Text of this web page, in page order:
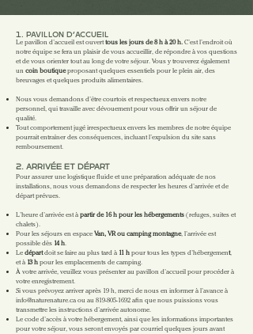
1. PAVILLON D’ACCUEIL
Le pavillon d’accueil est ouverttous les jours de 8 h à 20 h.C’est l’endroit où
notre équipe se fera un plaisir de vous accueillir, de répondre à vos questions
et de vous orienter tout au long de votre séjour.Vous y trouverez également
uncoin boutiqueproposant quelques essentiels pour le plein air, des
breuvages et quelques produits alimentaires.
Nous vous demandons d’être courtois et respectueux envers notre
personnel, qui travaille avec dévouement pour vous offrir un séjour de
qualité.
Tout comportement jugé irrespectueux envers les membres de notre équipe
pourrait entraîner des conséquences, incluant l’expulsion du site sans
remboursement.
2. ARRIVÉE ET DÉPART
Pour assurer une logistique fluide et une préparation adéquate de nos
installations, nous vous demandons de respecter les heures d’arrivée et de
départ prévues.
L’heure d’arrivée est àpartir de 16 h pour les hébergements(refuges, suites et
chalets).
Pour les séjours en espaceVan, VR ou camping montagne, l’arrivée est
possible dès 14 h.
Ledépartdoit se faire au plus tard à 11 hpour tous les types d’hébergement,
et à 13 hpour les emplacements de camping.
À votre arrivée, veuillez vous présenter au pavillon d’accueil pour procéder à
votre enregistrement.
Si vous prévoyez arriver après 19 h, merci de nous en informer à l’avance à
info@naturenature.caou au819-805-1692afin que nous puissions vous
transmettre les instructions d’arrivée autonome.
Le code d’accès à votre hébergement, ainsi que les informations importantes
pour votre séjour, vous seront envoyés par courriel quelques jours avant